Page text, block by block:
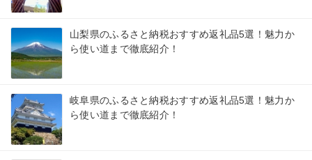
山梨県のふるさと納税おすすめ返礼品5選！魅力か
ら使い道まで徹底紹介！
岐阜県のふるさと納税おすすめ返礼品5選！魅力か
ら使い道まで徹底紹介！